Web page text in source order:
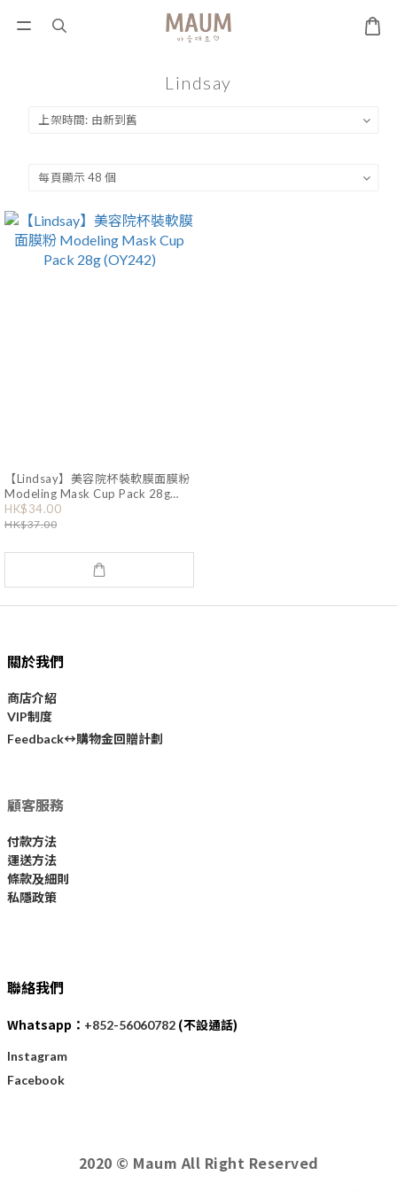
Lindsay
【Lindsay】美容院杯裝軟膜面膜粉
Modeling Mask Cup Pack 28g
(OY242)
HK$34.00
HK$37.00
關於我們
商店介紹
VIP制度
Feedback↔購物金回贈計劃
顧客服務
付款方法
運送方法
條款及細則
私隱政策
聯絡我們
Whatsapp： +852-56060782 (不設通話)
Instagram
Facebook
2020 © Maum All Right Reserved